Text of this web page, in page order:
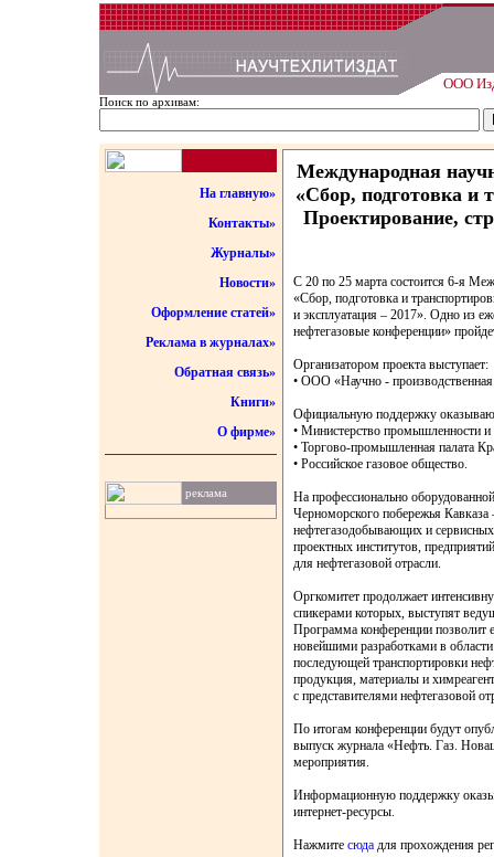
ООО
Поиск по архивам:
На главную»
Контакты»
Журналы»
Новости»
Оформление статей»
Реклама в журналах»
Обратная связь»
Книги»
О фирме»
реклама
Международная
«Сбор, подготовка и
Проектирование,
С 20 по 25 марта состоится 6-я
«Сбор, подготовка и
и эксплуатация – 2017». Одно из
нефтегазовые конференции»
Организатором проекта выступает:
• ООО «Научно -
Официальную поддержку
• Министерство промышленности и
• Торгово-промышленная палата
• Российское газовое общество.
На профессионально
Черноморского побережья Кавказа
нефтегазодобывающих и
проектных институтов,
для нефтегазовой отрасли.
Оргкомитет продолжает
спикерами которых, выступят
Программа конференции позволит
новейшими разработками в
последующей транспортировки
продукция, материалы и
с представителями нефтегазовой
По итогам конференции будут
выпуск журнала «Нефть. Газ.
мероприятия.
Информационную поддержку
интернет-ресурсы.
Нажмите сюда для прохождения